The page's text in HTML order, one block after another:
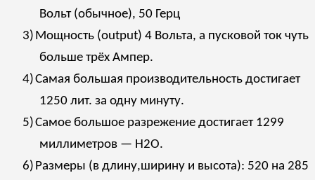
Вольт (обычное), 50 Герц
3) Мощность (output) 4 Вольта, а пусковой ток чуть
больше трёх Ампер.
4)Самая большая производительность достигает
1250 лит. за одну минуту.
5)Самое большое разрежение достигает 1299
миллиметров — Н2О.
6) Размеры (в длину,ширину и высота): 520 на 285